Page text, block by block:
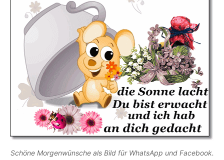
Schöne Morgenwünsche als Bild für WhatsApp und Facebook.